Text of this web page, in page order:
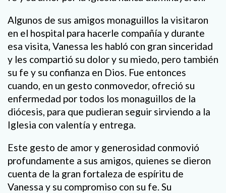
Algunos de sus amigos monaguillos la visitaron
en el hospital para hacerle compañía y durante
esa visita, Vanessa les habló con gran sinceridad
y les compartió su dolor y su miedo, pero también
su fe y su confianza en Dios. Fue entonces
cuando, en un gesto conmovedor, ofreció su
enfermedad por todos los monaguillos de la
diócesis, para que pudieran seguir sirviendo a la
Iglesia con valentía y entrega.
Este gesto de amor y generosidad conmovió
profundamente a sus amigos, quienes se dieron
cuenta de la gran fortaleza de espíritu de
Vanessa y su compromiso con su fe. Su